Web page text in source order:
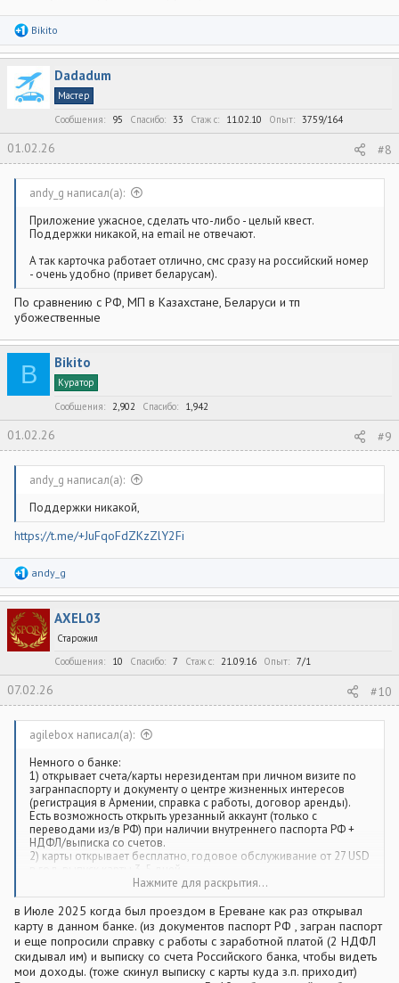
Р
а
ц
и
и
Bikito
Dadadum
Мастер
Сообщения
95 Спасибо 33 Стаж c 11.02.10 Опыт 3759/164
01.02.26 #8
andy_g написал(а):
Приложение ужасное, сделать что-либо - целый квест.
Поддержки никакой, на email не отвечают.
А так карточка работает отлично, смс сразу на российский номер
- очень удобно (привет беларусам).
По сравнению с РФ, МП в Казахстане, Беларуси и тп
убожественные
B Bikito
Куратор
Сообщения
2,902 Спасибо 1,942
01.02.26 #9
andy_g написал(а):
Поддержки никакой,
https://t.me/+JuFqoFdZKzZlY2Fi
Р
а
к
ц
и
и
andy_g
AXEL03
Старожил
Сообщения
10 Спасибо 7 Стаж c 21.09.16 Опыт 7/1
07.02.26 #10
agilebox написал(а):
Немного о банке:
1) открывает счета/карты нерезидентам при личном визите по
загранпаспорту и документу о центре жизненных интересов
(регистрация в Армении, справка с работы, договор аренды).
Есть возможность открыть урезанный аккаунт (только с
переводами из/в РФ) при наличии внутреннего паспорта РФ +
НДФЛ/выписка со счетов.
2) карты открывает бесплатно, годовое обслуживание от 27 USD
в год, выпуск карты 3-5 дней
3) смс приходят на номер РФ
4) к Paypal привязывается (страну надо выбрать не РФ)
5) Продлять/перевыпускать можно удаленно, новую карту
экспресс-почтой присылают в РФ
6) Пополнять можно по реквизитам в рублях на корсчет
7) Есть виртуальные карты, поддержка Apple Pay/Google Pay
8) без включения 3DS (3D Secure) для карты не получится
использовать карту для онлайн покупок
Нажмите для раскрытия...
в Июле 2025 когда был проездом в Ереване как раз открывал
карту в данном банке. (из документов паспорт РФ , загран паспорт
и еще попросили справку с работы с заработной платой (2 НДФЛ
скидывал им) и выписку со счета Российского банка, чтобы видеть
мои доходы. (тоже скинул выписку с карты куда з.п. приходит)